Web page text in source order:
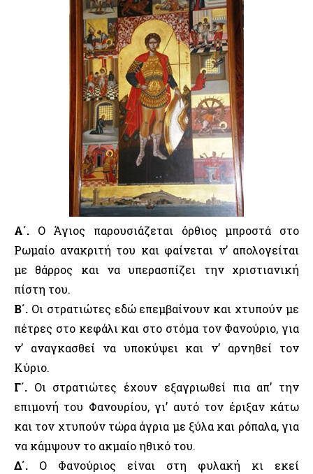
Α΄. Ο Άγιος παρουσιάζεται όρθιος μπροστά στο
Ρωμαίο ανακριτή του και φαίνεται ν’ απολογείται
με θάρρος και να υπερασπίζει την χριστιανική
πίστη του.
Β΄. Οι στρατιώτες εδώ επεμβαίνουν και χτυπούν με
πέτρες στο κεφάλι και στο στόμα τον Φανούριο, για
ν’ αναγκασθεί να υποκύψει και ν’ αρνηθεί τον
Κύριο.
Γ΄. Οι στρατιώτες έχουν εξαγριωθεί πια απ’ την
επιμονή του Φανουρίου, γι’ αυτό τον έριξαν κάτω
και τον χτυπούν τώρα άγρια με ξύλα και ρόπαλα, για
να κάμψουν το ακμαίο ηθικό του.
Δ΄. Ο Φανούριος είναι στη φυλακή κι εκεί